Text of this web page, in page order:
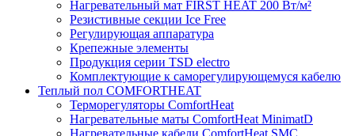
Нагревательный мат FIRST HEAT 200 Вт/м²
Резистивные секции Ice Free
Регулирующая аппаратура
Крепежные элементы
Продукция серии TSD electro
Комплектующие к саморегулирующемуся кабелю
Теплый пол COMFORTHEAT
Терморегуляторы ComfortHeat
Нагревательные маты ComfortHeat MinimatD
Нагревательные кабели ComfortHeat SMC